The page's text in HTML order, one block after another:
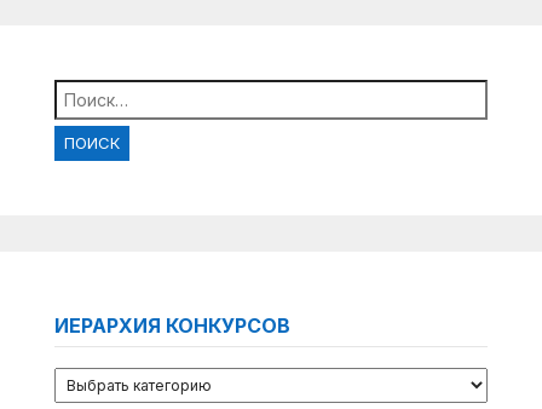
Найти:
ИЕРАРХИЯ КОНКУРСОВ